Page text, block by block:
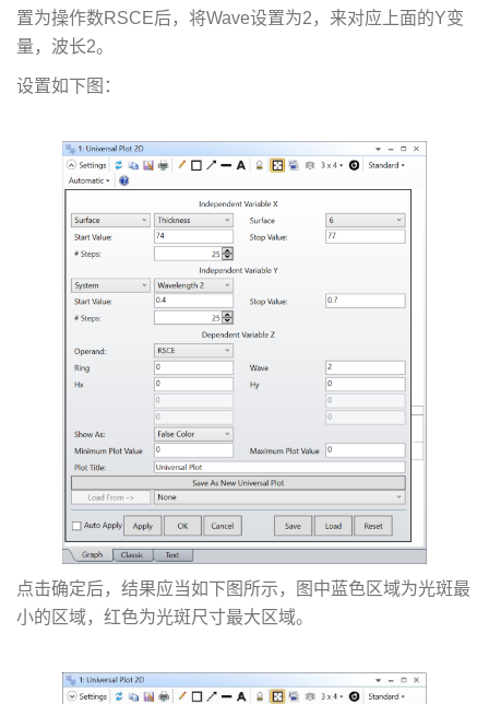
置为操作数RSCE后，将Wave设置为2，来对应上面的Y变
量，波长2。
设置如下图：
点击确定后，结果应当如下图所示，图中蓝色区域为光斑最
小的区域，红色为光斑尺寸最大区域。